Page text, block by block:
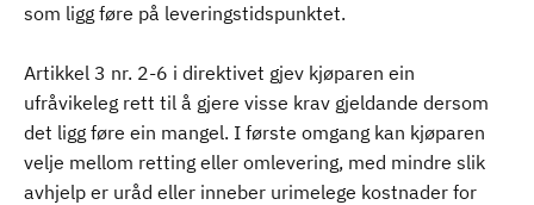
som ligg føre på leveringstidspunktet.
Artikkel 3 nr. 2-6 i direktivet gjev kjøparen ein
ufråvikeleg rett til å gjere visse krav gjeldande dersom
det ligg føre ein mangel. I første omgang kan kjøparen
velje mellom retting eller omlevering, med mindre slik
avhjelp er uråd eller inneber urimelege kostnader for